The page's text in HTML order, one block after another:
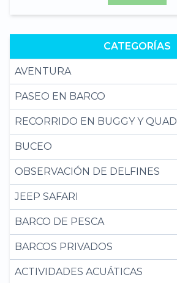
CATEGORÍAS
AVENTURA
PASEO EN BARCO
RECORRIDO EN BUGGY Y QUAD
BUCEO
OBSERVACIÓN DE DELFINES
JEEP SAFARI
BARCO DE PESCA
BARCOS PRIVADOS
ACTIVIDADES ACUÁTICAS